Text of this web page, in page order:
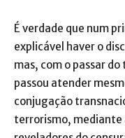
É verdade que num
explicável haver o
mas, com o passar
passou atender
conjugação
terrorismo, mediante